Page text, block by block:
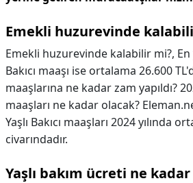
Emekli huzurevinde
Emekli huzurevinde kalabilir mi?,
Bakıcı maaşı ise ortalama 26.600
maaşlarına ne kadar zam yapıldı?
maaşları ne kadar olacak?
Yaşlı Bakıcı maaşları 2024 yılında
civarındadır.
Yaşlı bakım ücreti ne kadar